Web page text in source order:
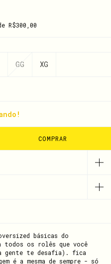
R$300,00
GG XG
básicas do
os rolês que você
gente te desafia). fica
é a mesma de sempre - só